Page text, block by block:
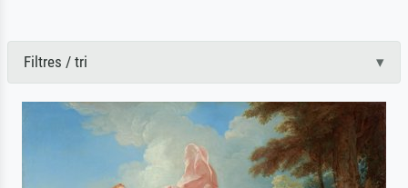
Filtres / tri